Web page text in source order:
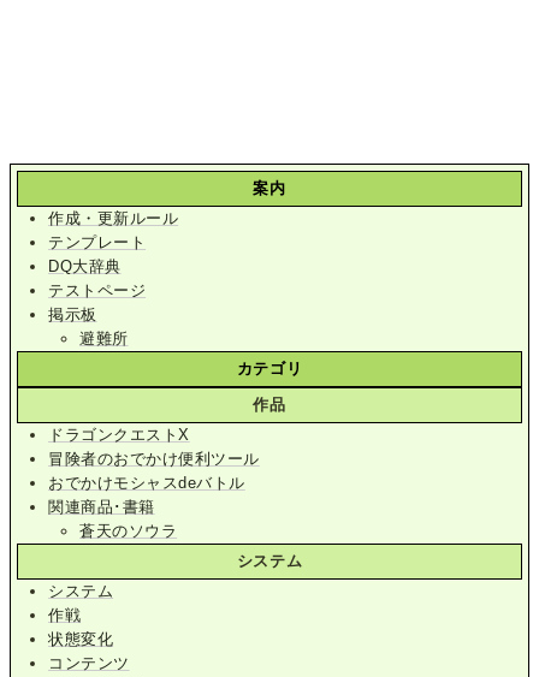
案内
作成・更新ルール
テンプレート
DQ大辞典
テストページ
掲示板
避難所
カテゴリ
作品
ドラゴンクエストX
冒険者のおでかけ便利ツール
おでかけモシャスdeバトル
関連商品･書籍
蒼天のソウラ
システム
システム
作戦
状態変化
コンテンツ